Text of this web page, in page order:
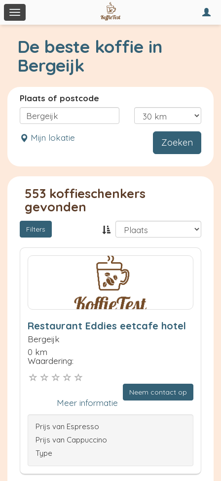
Toggle
navigation
De beste koffie in
Bergeijk
Plaats of postcode
Mijn lokatie Zoeken
553 koffieschenkers
gevonden
Filters
Restaurant Eddies eetcafe hotel
Bergeijk
0 km
Waardering:
Neem contact op
Meer informatie
Prijs van Espresso
Prijs van Cappuccino
Type